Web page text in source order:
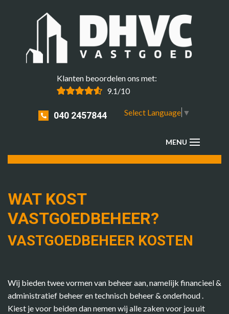
Klanten beoordelen ons met:
9.1/10
040 2457844 Select Language ▼
WAT KOST
VASTGOEDBEHEER?
VASTGOEDBEHEER KOSTEN
Wij bieden twee vormen van beheer aan, namelijk financieel &
administratief beheer en technisch beheer & onderhoud .
Kiest je voor beiden dan nemen wij alle zaken voor jou uit